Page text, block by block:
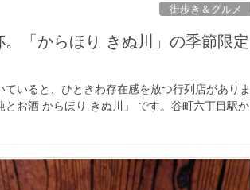
街歩き＆グルメ
「からほり きぬ川」の季節限定
いると、ひときわ存在感を放つ行列店がありま
お酒 からほり きぬ川」 です。谷町六丁目駅か